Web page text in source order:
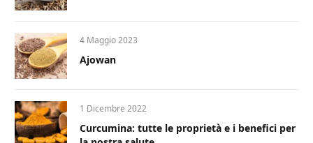
4 Maggio 2023
Ajowan
1 Dicembre 2022
Curcumina: tutte le proprietà e i benefici per